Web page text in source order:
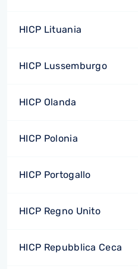
HICP Lituania
HICP Lussemburgo
HICP Olanda
HICP Polonia
HICP Portogallo
HICP Regno Unito
HICP Repubblica Ceca